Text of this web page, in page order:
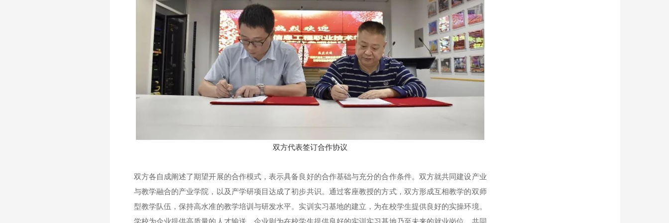
双方代表签订合作协议
双方各自成阐述了期望开展的合作模式，表示具备良好的合作基础与充分的合作条件。双方就共同建设产业
与教学融合的产业学院，以及产学研项目达成了初步共识。通过客座教授的方式，双方形成互相教学的双师
型教学队伍，保持高水准的教学培训与研发水平。实训实习基地的建立，为在校学生提供良好的实操环境。